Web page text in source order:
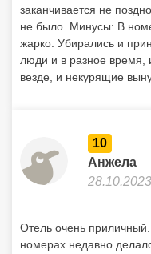
заканчивается не
не было. Минусы: В
жарко. Убирались и
люди и в разное время,
везде, и некурящие
10
Анжела
28.10.2023
Отель очень
номерах недавно